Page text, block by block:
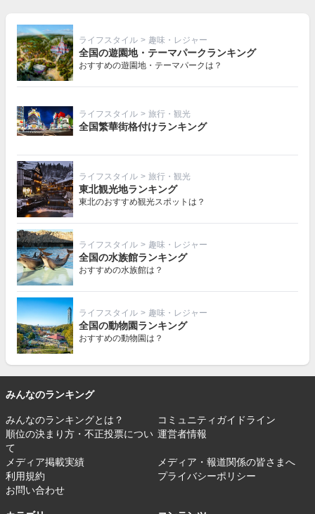
ライフスタイル > 趣味・レジャー
全国の遊園地・テーマパークランキング
おすすめの遊園地・テーマパークは？
ライフスタイル > 旅行・観光
全国繁華街格付けランキング
ライフスタイル > 旅行・観光
東北観光地ランキング
東北のおすすめ観光スポットは？
ライフスタイル > 趣味・レジャー
全国の水族館ランキング
おすすめの水族館は？
ライフスタイル > 趣味・レジャー
全国の動物園ランキング
おすすめの動物園は？
みんなのランキング
みんなのランキングとは？
コミュニティガイドライン
順位の決まり方・不正投票につい
て
運営者情報
メディア掲載実績
メディア・報道関係の皆さまへ
利用規約
プライバシーポリシー
お問い合わせ